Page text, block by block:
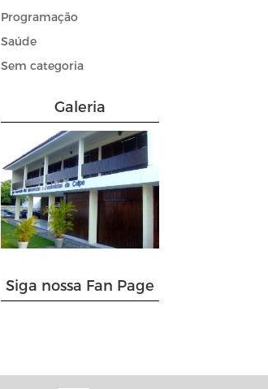
Programação
Saúde
Sem categoria
Galeria
Siga nossa Fan Page